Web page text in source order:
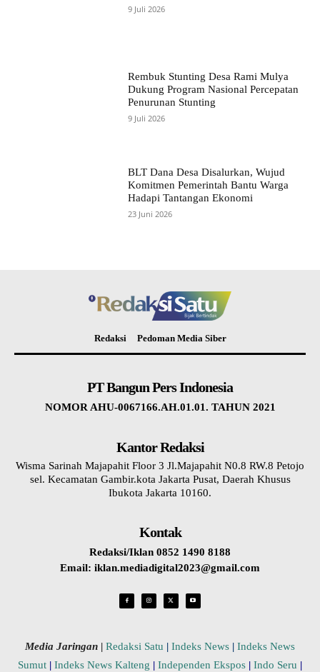
9 Juli 2026
Rembuk Stunting Desa Rami Mulya
Dukung Program Nasional Percepatan
Penurunan Stunting
9 Juli 2026
BLT Dana Desa Disalurkan, Wujud
Komitmen Pemerintah Bantu Warga
Hadapi Tantangan Ekonomi
23 Juni 2026
Redaksi Pedoman Media Siber
PT Bangun Pers Indonesia
NOMOR AHU-0067166.AH.01.01. TAHUN 2021
Kantor Redaksi
Wisma Sarinah Majapahit Floor 3 Jl.Majapahit N0.8 RW.8 Petojo
sel. Kecamatan Gambir.kota Jakarta Pusat, Daerah Khusus
Ibukota Jakarta 10160.
Kontak
Redaksi/Iklan 0852 1490 8188
Email: iklan.mediadigital2023@gmail.com
Media Jaringan | Redaksi Satu | Indeks News | Indeks News
Sumut | Indeks News Kalteng | Independen Ekspos | Indo Seru |